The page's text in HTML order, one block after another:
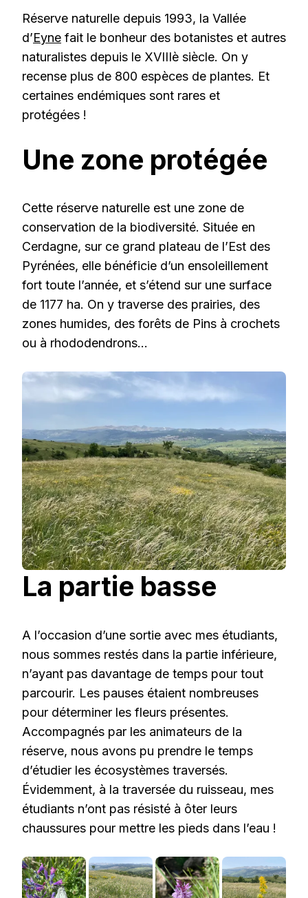
Réserve naturelle depuis 1993, la Vallée
d’Eyne fait le bonheur des botanistes et autres
naturalistes depuis le XVIIIè siècle. On y
recense plus de 800 espèces de plantes. Et
certaines endémiques sont rares et
protégées !
Une zone protégée
Cette réserve naturelle est une zone de
conservation de la biodiversité. Située en
Cerdagne, sur ce grand plateau de l’Est des
Pyrénées, elle bénéficie d’un ensoleillement
fort toute l’année, et s’étend sur une surface
de 1177 ha. On y traverse des prairies, des
zones humides, des forêts de Pins à crochets
ou à rhododendrons…
La partie basse
A l’occasion d’une sortie avec mes étudiants,
nous sommes restés dans la partie inférieure,
n’ayant pas davantage de temps pour tout
parcourir. Les pauses étaient nombreuses
pour déterminer les fleurs présentes.
Accompagnés par les animateurs de la
réserve, nous avons pu prendre le temps
d’étudier les écosystèmes traversés.
Évidemment, à la traversée du ruisseau, mes
étudiants n’ont pas résisté à ôter leurs
chaussures pour mettre les pieds dans l’eau !